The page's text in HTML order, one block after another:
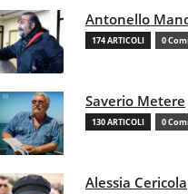
Antonello
174 ARTICOLI 0
Saverio Metere
130 ARTICOLI 0
Alessia Cericola